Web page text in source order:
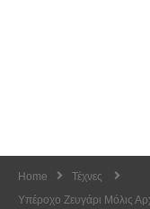
Home
Τέχνες
Υπέροχο Ζευγάρι Μόλις